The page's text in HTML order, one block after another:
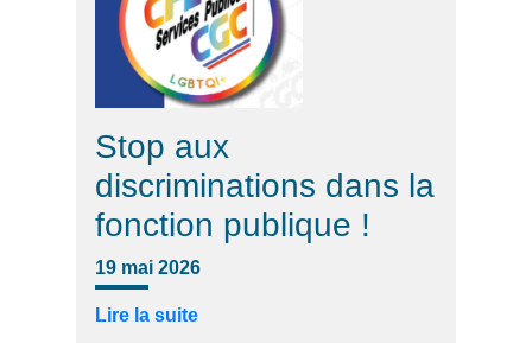
Stop aux
discriminations dans la
fonction publique !
19 mai 2026
Lire la suite